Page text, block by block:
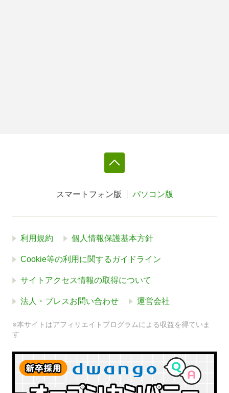
スマートフォン版 パソコン版
利用規約 個人情報保護基本方針
Cookie等の利用に関するガイドライン
サイトアクセス情報の取得について
法人・プレスお問い合わせ 運営会社
※本サイトはアフィリエイトプログラムによる収益を得ていま
す